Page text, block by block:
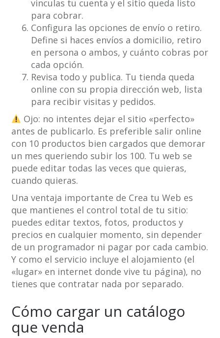
vinculas tu cuenta y el sitio queda listo
para cobrar.
Configura las opciones de envío o retiro.
Define si haces envíos a domicilio, retiro
en persona o ambos, y cuánto cobras por
cada opción.
Revisa todo y publica. Tu tienda queda
online con su propia dirección web, lista
para recibir visitas y pedidos.
Ojo: no intentes dejar el sitio «perfecto»
antes de publicarlo. Es preferible salir online
con 10 productos bien cargados que demorar
un mes queriendo subir los 100. Tu web se
puede editar todas las veces que quieras,
cuando quieras.
Una ventaja importante de Crea tu Web es
que mantienes el control total de tu sitio:
puedes editar textos, fotos, productos y
precios en cualquier momento, sin depender
de un programador ni pagar por cada cambio.
Y como el servicio incluye el alojamiento (el
«lugar» en internet donde vive tu página), no
tienes que contratar nada por separado.
Cómo cargar un catálogo
que venda